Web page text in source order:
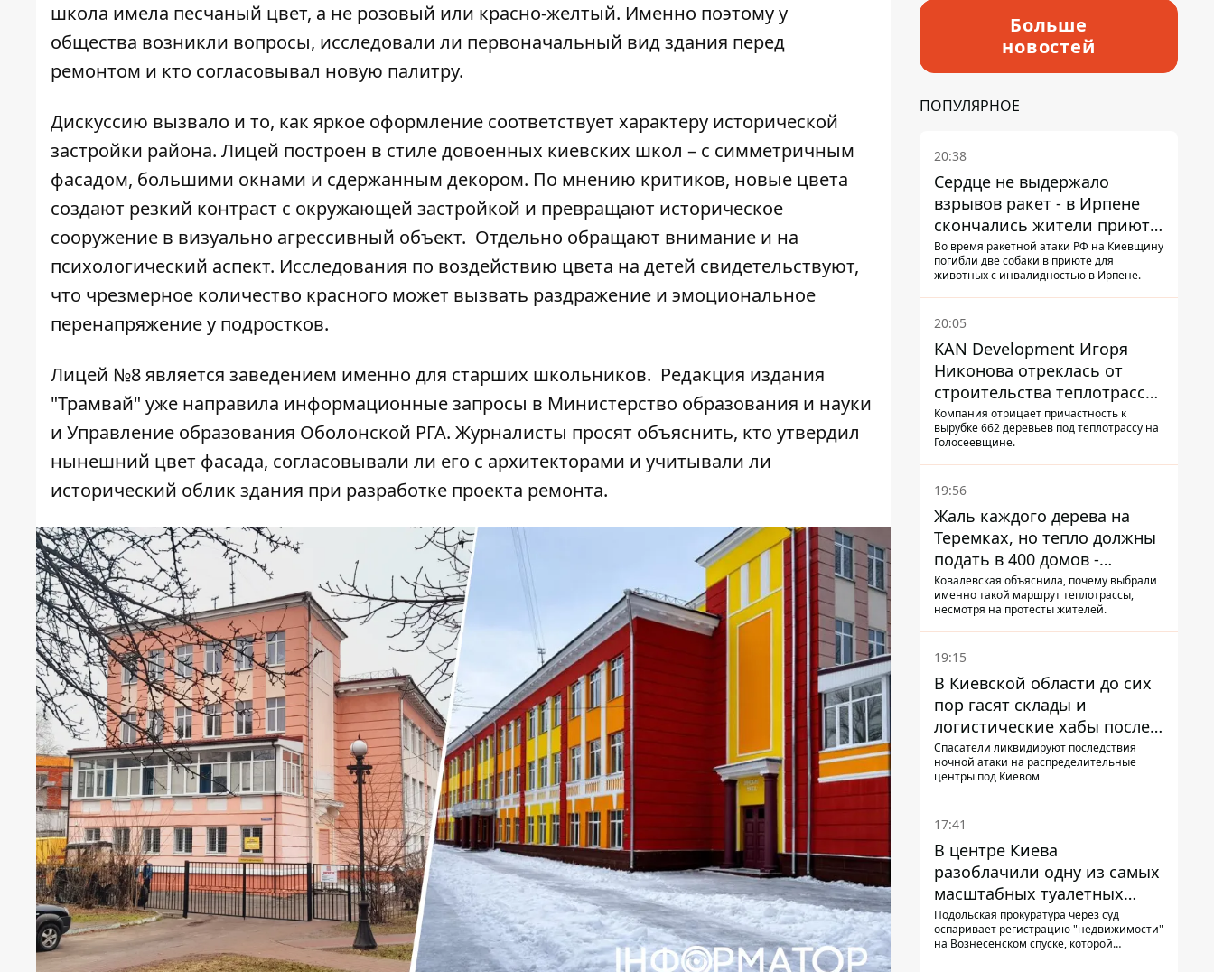
школа имела песчаный цвет, а не розовый или красно-желтый. Именно поэтому у
общества возникли вопросы, исследовали ли первоначальный вид здания перед
ремонтом и кто согласовывал новую палитру.
Дискуссию вызвало и то, как яркое оформление соответствует характеру исторической
застройки района. Лицей построен в стиле довоенных киевских школ – с симметричным
фасадом, большими окнами и сдержанным декором. По мнению критиков, новые цвета
создают резкий контраст с окружающей застройкой и превращают историческое
сооружение в визуально агрессивный объект. Отдельно обращают внимание и на
психологический аспект. Исследования по воздействию цвета на детей свидетельствуют,
что чрезмерное количество красного может вызвать раздражение и эмоциональное
перенапряжение у подростков.
Лицей №8 является заведением именно для старших школьников. Редакция издания
"Трамвай" уже направила информационные запросы в Министерство образования и науки
и Управление образования Оболонской РГА. Журналисты просят объяснить, кто утвердил
нынешний цвет фасада, согласовывали ли его с архитекторами и учитывали ли
исторический облик здания при разработке проекта ремонта.
Больше
новостей
ПОПУЛЯРНОЕ
20:38
Сердце не выдержало
взрывов ракет - в Ирпене
скончались жители приюта
для собак с инвалидностью
Во время ракетной атаки РФ на Киевщину
погибли две собаки в приюте для
животных с инвалидностью в Ирпене.
20:05
KAN Development Игоря
Никонова отреклась от
строительства теплотрассы
на Теремках
Компания отрицает причастность к
вырубке 662 деревьев под теплотрассу на
Голосеевщине.
19:56
Жаль каждого дерева на
Теремках, но тепло должны
подать в 400 домов -
депутат Киевсовета
Ковалевская объяснила, почему выбрали
именно такой маршрут теплотрассы,
несмотря на протесты жителей.
19:15
В Киевской области до сих
пор гасят склады и
логистические хабы после
прилетов ракет - ГСЧС
Спасатели ликвидируют последствия
ночной атаки на распределительные
центры под Киевом
17:41
В центре Киева
разоблачили одну из самых
масштабных туалетных
схем с фиктивным домом
Подольская прокуратура через суд
оспаривает регистрацию "недвижимости"
на Вознесенском спуске, которой